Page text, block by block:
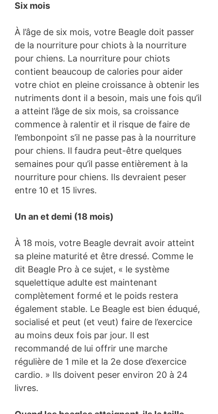
Six mois
À l’âge de six mois, votre Beagle doit passer
de la nourriture pour chiots à la nourriture
pour chiens. La nourriture pour chiots
contient beaucoup de calories pour aider
votre chiot en pleine croissance à obtenir les
nutriments dont il a besoin, mais une fois qu’il
a atteint l’âge de six mois, sa croissance
commence à ralentir et il risque de faire de
l’embonpoint s’il ne passe pas à la nourriture
pour chiens. Il faudra peut-être quelques
semaines pour qu’il passe entièrement à la
nourriture pour chiens. Ils devraient peser
entre 10 et 15 livres.
Un an et demi (18 mois)
À 18 mois, votre Beagle devrait avoir atteint
sa pleine maturité et être dressé. Comme le
dit Beagle Pro à ce sujet, « le système
squelettique adulte est maintenant
complètement formé et le poids restera
également stable. Le Beagle est bien éduqué,
socialisé et peut (et veut) faire de l’exercice
au moins deux fois par jour. Il est
recommandé de lui offrir une marche
régulière de 1 mile et la 2e dose d’exercice
cardio. » Ils doivent peser environ 20 à 24
livres.